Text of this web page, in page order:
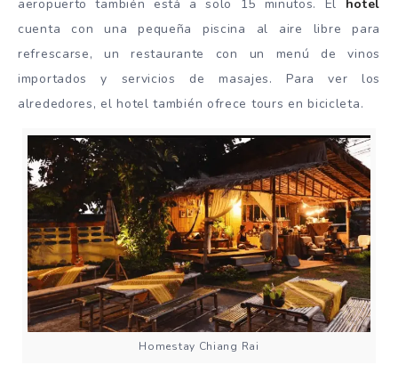
aeropuerto también está a solo 15 minutos. El hotel
cuenta con una pequeña piscina al aire libre para
refrescarse, un restaurante con un menú de vinos
importados y servicios de masajes. Para ver los
alrededores, el hotel también ofrece tours en bicicleta.
Homestay Chiang Rai